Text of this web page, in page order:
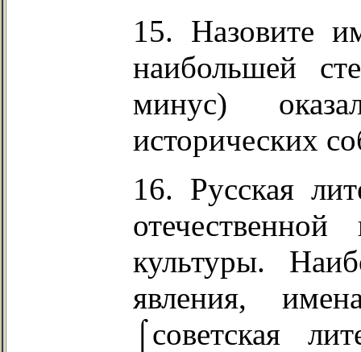
15. Назовите
наибольшей
минус)
исторических
16. Русская
культуры.
явления,
⌠советская